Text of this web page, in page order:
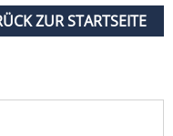
ZUR STARTSEITE